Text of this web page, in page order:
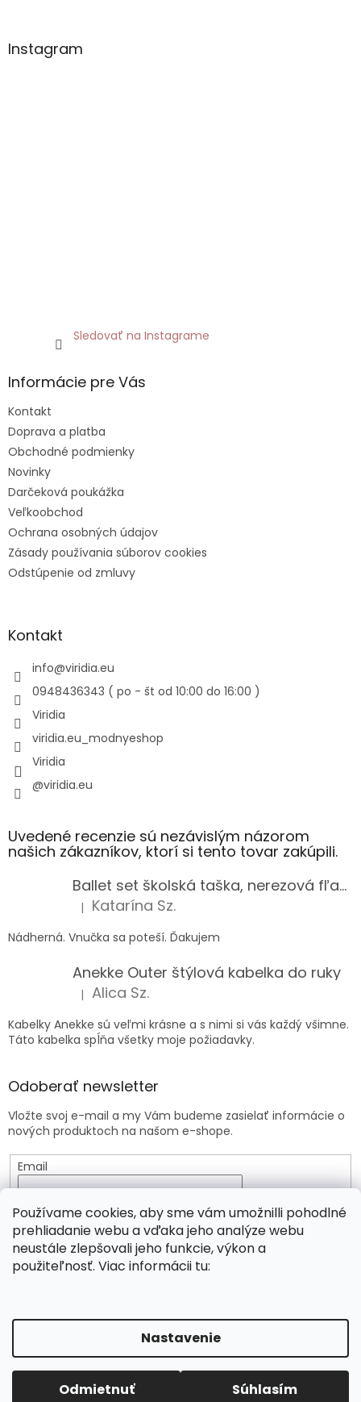
Používame cookies, aby sme vám umožnilli pohodlné
prehliadanie webu a vďaka jeho analýze webu
neustále zlepšovali jeho funkcie, výkon a
použiteľnosť. Viac informácii tu:
Nastavenie
Odmietnuť Súhlasím
Objednávky prijaté od 3.8. do 6.8.2026 budú odoslané v
Instagram
Sledovať na Instagrame
Informácie pre Vás
Kontakt
Doprava a platba
Obchodné podmienky
Novinky
Darčeková poukážka
Veľkoobchod
Ochrana osobných údajov
Zásady používania súborov cookies
Odstúpenie od zmluvy
Kontakt
info@viridia.eu
0948436343 ( po - št od 10:00 do 16:00 )
Viridia
viridia.eu_modnyeshop
Viridia
@viridia.eu
Uvedené recenzie sú nezávislým názorom
našich zákazníkov, ktorí si tento tovar zakúpili.
Ballet set školská taška, nerezová fľaša a plný peračník s motívom baletky pre dievča
Hodnotenie produktu je 5 z 5 hviezdičiek.
| Katarína Sz.
Nádherná. Vnučka sa poteší. Ďakujem
Anekke Outer štýlová kabelka do ruky
Hodnotenie produktu je 5 z 5 hviezdičiek.
| Alica Sz.
Kabelky Anekke sú veľmi krásne a s nimi si vás každý všimne.
Táto kabelka spĺňa všetky moje požiadavky.
Odoberať newsletter
Vložte svoj e-mail a my Vám budeme zasielať informácie o
nových produktoch na našom e-shope.
Email
osobných údajov
PRIHLÁSIŤ SA
Copyright 2026Viridia.eu. Všetky práva vyhradené.
Upraviť nastavenie cookies